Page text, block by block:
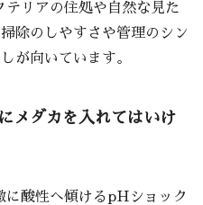
リアの住処や自然な見た
除のしやすさや管理のシン
が向いています。
メダカを入れてはいけ
に酸性へ傾けるpHショック